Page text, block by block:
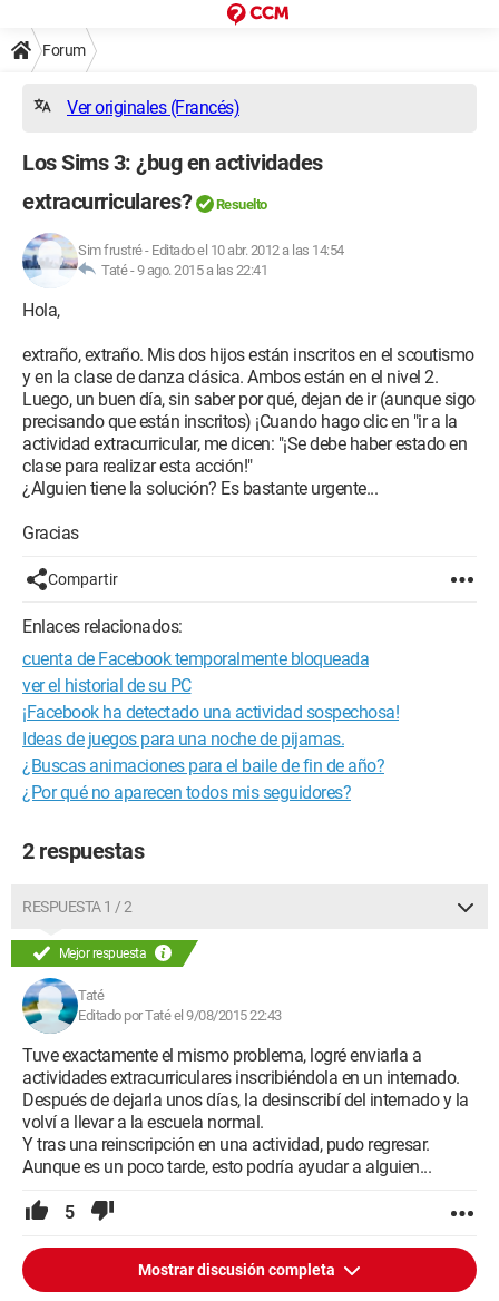
Forum
Ver originales (Francés)
Los Sims 3: ¿bug en actividades
extracurriculares?
Resuelto
Sim frustré- Editado el 10 abr. 2012 a las 14:54
Taté -9 ago. 2015 a las 22:41
Hola,
extraño, extraño. Mis dos hijos están inscritos en el scoutismo
y en la clase de danza clásica. Ambos están en el nivel 2.
Luego, un buen día, sin saber por qué, dejan de ir (aunque sigo
precisando que están inscritos) ¡Cuando hago clic en "ir a la
actividad extracurricular, me dicen: "¡Se debe haber estado en
clase para realizar esta acción!"
¿Alguien tiene la solución? Es bastante urgente...
Gracias
Compartir
Enlaces relacionados:
cuenta de Facebook temporalmente bloqueada
ver el historial de su PC
¡Facebook ha detectado una actividad sospechosa!
Ideas de juegos para una noche de pijamas.
¿Buscas animaciones para el baile de fin de año?
¿Por qué no aparecen todos mis seguidores?
2 respuestas
RESPUESTA 1 / 2
Mejor respuesta
Taté
Editado por Taté el 9/08/2015 22:43
Tuve exactamente el mismo problema, logré enviarla a
actividades extracurriculares inscribiéndola en un internado.
Después de dejarla unos días, la desinscribí del internado y la
volví a llevar a la escuela normal.
Y tras una reinscripción en una actividad, pudo regresar.
Aunque es un poco tarde, esto podría ayudar a alguien...
5
Mostrar discusión completa